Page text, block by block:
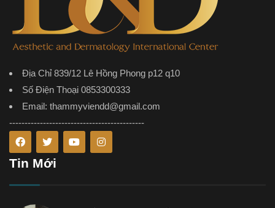
Địa Chỉ 839/12 Lê Hồng Phong p12 q10
Số Điện Thoại 0853300333
Email: thammyviendd@gmail.com
--------------------------------------------
Tin Mới